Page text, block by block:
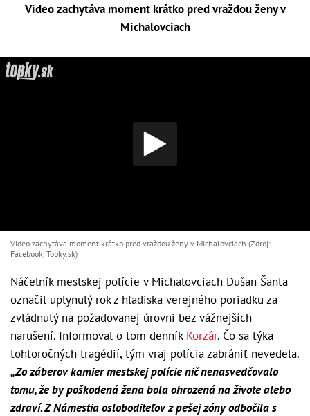
Video zachytáva moment krátko pred vraždou ženy v
Michalovciach
Video zachytáva moment krátko pred vraždou ženy v Michalovciach (Zdroj:
Facebook, Topky.sk)
Náčelník mestskej polície v Michalovciach Dušan Šanta
označil uplynulý rok z hľadiska verejného poriadku za
zvládnutý na požadovanej úrovni bez vážnejších
narušení. Informoval o tom denník Korzár. Čo sa týka
tohtoročných tragédií, tým vraj polícia zabrániť nevedela.
„Zo záberov kamier mestskej polície nič nenasvedčovalo
tomu, že by poškodená žena bola ohrozená na živote alebo
zdraví. Z Námestia osloboditeľov z pešej zóny odbočila s